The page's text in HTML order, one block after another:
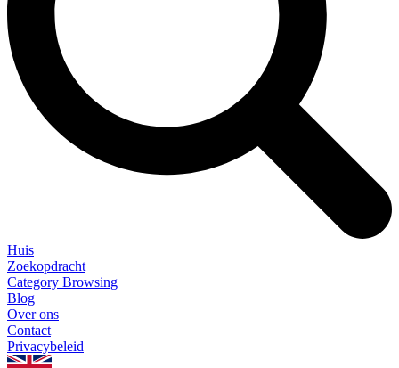
Huis
Zoekopdracht
Category Browsing
Blog
Over ons
Contact
Privacybeleid